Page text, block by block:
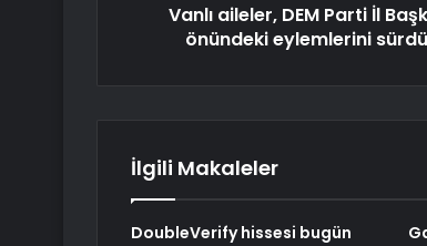
Vanlı aileler, DEM Parti İl
önündeki eylemlerini
İlgili Makaleler
DoubleVerify hissesi bugün